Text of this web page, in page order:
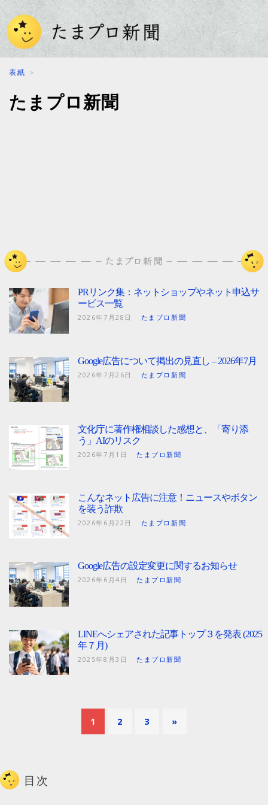
表紙 ＞
たまプロ新聞
PRリンク集：ネットショップやネット申込サ
ービス一覧
2026年7月28日 たまプロ新聞
Google広告について掲出の見直し – 2026年7月
2026年7月26日 たまプロ新聞
文化庁に著作権相談した感想と、「寄り添
う」AIのリスク
2026年7月1日 たまプロ新聞
こんなネット広告に注意！ニュースやボタン
を装う詐欺
2026年6月22日 たまプロ新聞
Google広告の設定変更に関するお知らせ
2026年6月4日 たまプロ新聞
LINEへシェアされた記事トップ３を発表 (2025
年７月)
2025年8月3日 たまプロ新聞
1 2 3 »
目次